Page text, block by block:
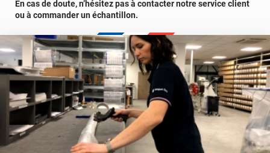
En cas de doute, n’hésitez pas à contacter notre service client
ou à commander un échantillon.